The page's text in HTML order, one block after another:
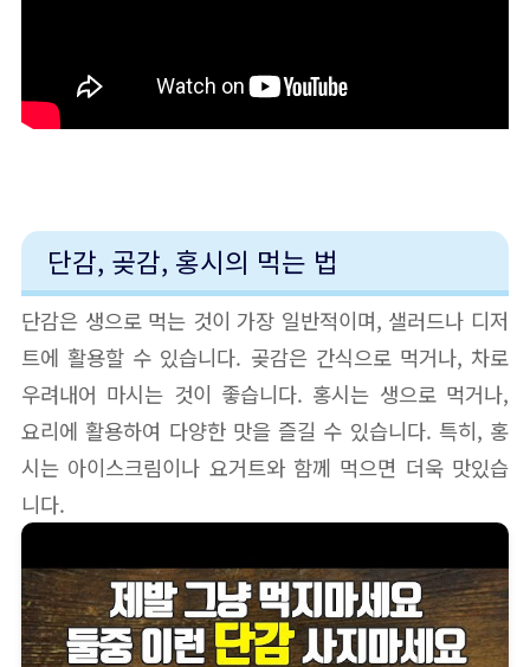
단감, 곶감, 홍시의 먹는 법
단감은 생으로 먹는 것이 가장 일반적이며, 샐러드나 디저
트에 활용할 수 있습니다. 곶감은 간식으로 먹거나, 차로
우려내어 마시는 것이 좋습니다. 홍시는 생으로 먹거나,
요리에 활용하여 다양한 맛을 즐길 수 있습니다. 특히, 홍
시는 아이스크림이나 요거트와 함께 먹으면 더욱 맛있습
니다.